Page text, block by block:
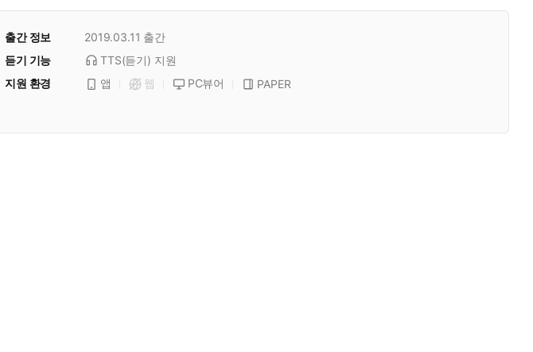
출간 정보 2019.03.11 출간
듣기 기능
TTS(듣기) 지원
지원 환경
앱 웹 PC뷰어 PAPER